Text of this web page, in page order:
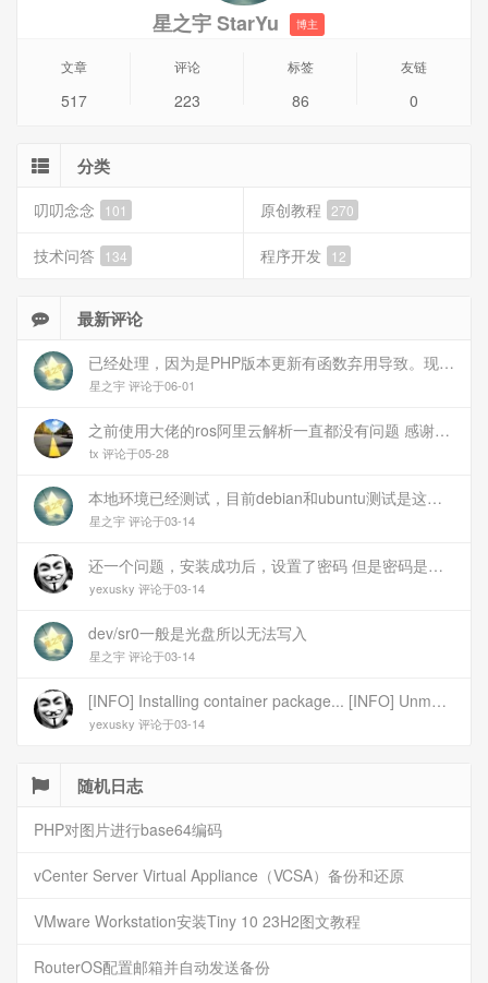
星之宇 StarYu 博主
文章
517
评论
223
标签
86
友链
0
分类
叨叨念念 101 原创教程 270
技术问答 134 程序开发 12
最新评论
已经处理，因为是PHP版本更新有函数弃用导致。现已经修复
星之宇 评论于06-01
之前使用大佬的ros阿里云解析一直都没有问题 感谢大佬 但上个月开始阿里云的解析返回日志总是出错 日志值为alidns update error,不知为什么 所以请教一下大佬
tx 评论于05-28
本地环境已经测试，目前debian和ubuntu测试是这样的，可能就是第1设备是光驱的问题，没把文件导入进去吧
星之宇 评论于03-14
还一个问题，安装成功后，设置了密码 但是密码是空的
yexusky 评论于03-14
dev/sr0一般是光盘所以无法写入
星之宇 评论于03-14
[INFO] Installing container package... [INFO] Unmounting image... [INFO] Writing image to disk (/dev/sr0). This may take several minutes... dd: failed to open \'/dev/sr0\': No medium found [ERROR] Failed to write image to disk [INFO] Cleaning up temporary files... [INFO] Script exited normally, cleanup completed! 报错
yexusky 评论于03-14
随机日志
PHP对图片进行base64编码
vCenter Server Virtual Appliance（VCSA）备份和还原
VMware Workstation安装Tiny 10 23H2图文教程
RouterOS配置邮箱并自动发送备份